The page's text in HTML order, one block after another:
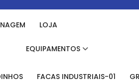
LOJA
EQUIPAMENTOS
FACAS INDUSTRIAIS-01